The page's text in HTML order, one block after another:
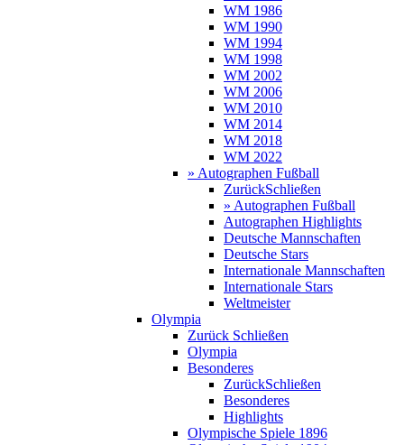
WM 1986
WM 1990
WM 1994
WM 1998
WM 2002
WM 2006
WM 2010
WM 2014
WM 2018
WM 2022
» Autographen Fußball
ZurückSchließen
» Autographen Fußball
Autographen Highlights
Deutsche Mannschaften
Deutsche Stars
Internationale Mannschaften
Internationale Stars
Weltmeister
Olympia
Zurück Schließen
Olympia
Besonderes
ZurückSchließen
Besonderes
Highlights
Olympische Spiele 1896